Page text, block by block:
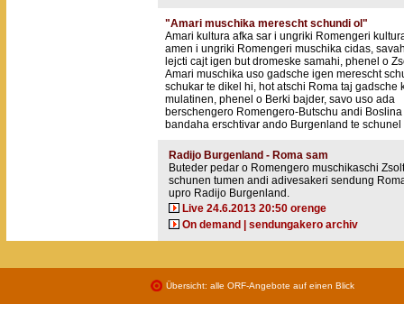
"Amari muschika merescht schundi ol"
Amari kultura afka sar i ungriki Romengeri
amen i ungriki Romengeri muschika cidas,
lejcti cajt igen but dromeske samahi, phenel o
Amari muschika uso gadsche igen merescht
schukar te dikel hi, hot atschi Roma taj gadsche
mulatinen, phenel o Berki bajder, savo uso ada
berschengero Romengero-Butschu andi
bandaha erschtivar ando Burgenland te schunel
Radijo Burgenland - Roma sam
Buteder pedar o Romengero muschikaschi
schunen tumen andi adivesakeri sendung
upro Radijo Burgenland.
Live 24.6.2013 20:50 orenge
On demand | sendungakero archiv
Übersicht: alle ORF-Angebote auf einen Blick